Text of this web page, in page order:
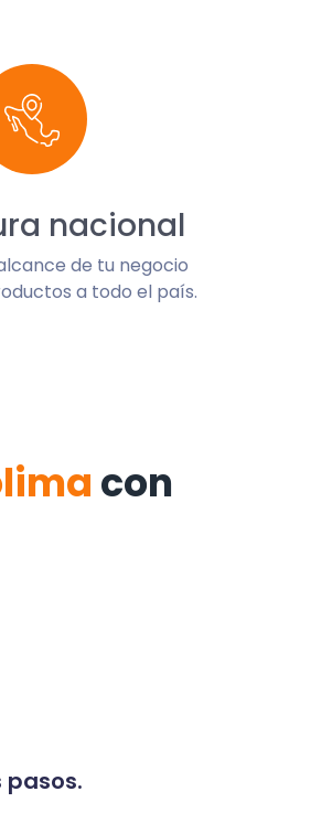
nacional
de tu negocio
a todo el país.
con
pasos.